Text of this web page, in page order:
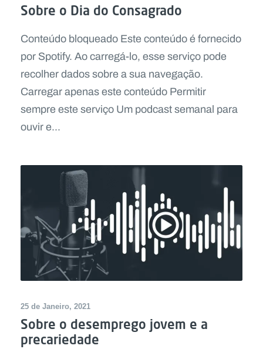
Sobre o Dia do Consagrado
Conteúdo bloqueado Este conteúdo é fornecido
por Spotify. Ao carregá-lo, esse serviço pode
recolher dados sobre a sua navegação.
Carregar apenas este conteúdo Permitir
sempre este serviço Um podcast semanal para
ouvir e...
25 de Janeiro, 2021
Sobre o desemprego jovem e a
precariedade